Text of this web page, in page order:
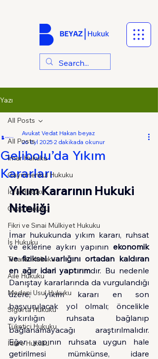
Yazı
All Posts
İmar Hukuku
Gayrimenkul Hukuku
İcra Hukuku
Ceza Hukuku
Fikri ve Sınai Mülkiyet Hukuku
İş Hukuku
Ticaret Hukuku
Aile Hukuku
Medeni Usul Hukuku
Sigorta Hukuku
Tüketici Hukuku
İdare Hukuku
All Posts
Gelibolu’da Yıkım
Kararları
Avukat Vedat Hakan beyaz
26 Eyl 2025 2 dakikada okunur
Yıkım Kararının Hukuki
Niteliği
İmar hukukunda yıkım kararı, ruhsat
ve eklerine aykırı yapının ekonomik
ve fiziksel varlığını ortadan kaldıran
en ağır idari yaptırımdır. Bu nedenle
Danıştay kararlarında da vurgulandığı
üzere, yıkım kararı en son
başvurulacak yol olmalı; öncelikle
aykırılığın ruhsata bağlanıp
bağlanamayacağı araştırılmalıdır.
Eğer yapının ruhsata uygun hale
getirilmesi mümkünse, idare